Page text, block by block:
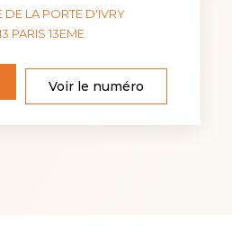
DE LA PORTE D'IVRY
PARIS 13EME
Voir le numéro